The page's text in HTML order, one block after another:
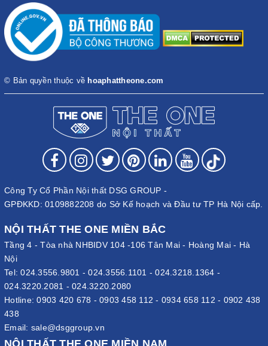
© Bản quyền thuộc về hoaphattheone.com
Công Ty Cổ Phần Nội thất DSG GROUP -
GPĐKKD: 0109882208 do Sở Kế hoạch và Đầu tư TP Hà Nội cấp.
NỘI THẤT THE ONE MIỀN BẮC
Tầng 4 - Tòa nhà NHBIDV 104 -106 Tân Mai - Hoàng Mai - Hà
Nội
Tel:024.3556.9801 -024.3556.1101 -024.3218.1364 -
024.3220.2081 - 024.3220.2080
Hotline:0903 420 678 - 0903 458 112 - 0934 658 112 - 0902 438
438
Email: sale@dsggroup.vn
NỘI THẤT THE ONE MIỀN NAM